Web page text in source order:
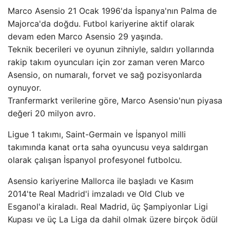
Marco Asensio 21 Ocak 1996'da İspanya'nın Palma de
Majorca'da doğdu. Futbol kariyerine aktif olarak
devam eden Marco Asensio 29 yaşında.
Teknik becerileri ve oyunun zihniyle, saldırı yollarında
rakip takım oyuncuları için zor zaman veren Marco
Asensio, on numaralı, forvet ve sağ pozisyonlarda
oynuyor.
Tranfermarkt verilerine göre, Marco Asensio'nun piyasa
değeri 20 milyon avro.
Ligue 1 takımı, Saint-Germain ve İspanyol milli
takımında kanat orta saha oyuncusu veya saldırgan
olarak çalışan İspanyol profesyonel futbolcu.
Asensio kariyerine Mallorca ile başladı ve Kasım
2014'te Real Madrid'i imzaladı ve Old Club ve
Esganol'a kiraladı. Real Madrid, üç Şampiyonlar Ligi
Kupası ve üç La Liga da dahil olmak üzere birçok ödül